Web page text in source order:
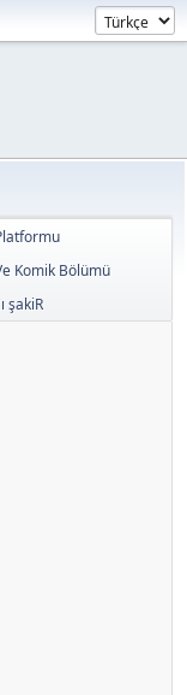
Komik Bölümü
şakiR